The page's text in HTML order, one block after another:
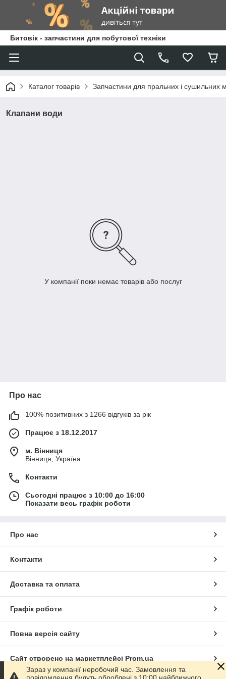
Битовік - запчастини для побутової техніки
Каталог товарів Запчастини для пральних і сушильних
Клапани води
У компанії поки немає товарів або послуг
Про нас
100% позитивних з 1266 відгуків за рік
Працює з 18.12.2017
м. Вінниця
Вінниця, Україна
Контакти
Сьогодні працює з 10:00 до 16:00
Показати весь графік роботи
Про нас
Контакти
Доставка та оплата
Графік роботи
Повна версія сайту
Сайт створено на маркетплейсі Prom.ua
Зараз у компанії неробочий час. Замовлення та